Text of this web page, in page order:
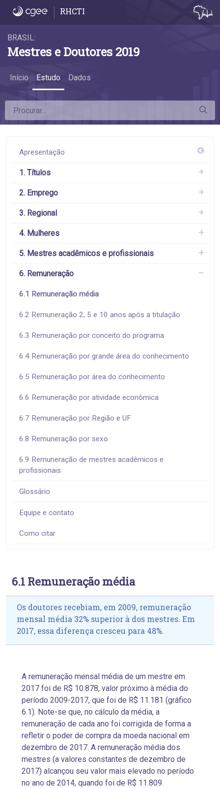
6.1 Remuneração média - 6.1
RHCTI
BRASIL:
Mestres e Doutores 2019
Início Estudo Dados
Apresentação
1. Títulos
2. Emprego
3. Regional
4. Mulheres
5. Mestres acadêmicos e profissionais
6. Remuneração
6.1 Remuneração média
6.2 Remuneração 2, 5 e 10 anos após a titulação
6.3 Remuneração por conceito do programa
6.4 Remuneração por grande área do conhecimento
6.5 Remuneração por área do conhecimento
6.6 Remuneração por atividade econômica
6.7 Remuneração por Região e UF
6.8 Remuneração por sexo
6.9 Remuneração de mestres acadêmicos e
profissionais
Glossário
Equipe e contato
Como citar
6.1 Remuneração média
Os doutores recebiam, em 2009, remuneração
mensal média 32% superior à dos mestres. Em
2017, essa diferença cresceu para 48%.
A remuneração mensal média de um mestre em
2017 foi de R$ 10.878, valor próximo à média do
período 2009-2017, que foi de R$ 11.181 (gráfico
6.1). Note-se que, no cálculo da média, a
remuneração de cada ano foi corrigida de forma a
refletir o poder de compra da moeda nacional em
dezembro de 2017. A remuneração média dos
mestres (a valores constantes de dezembro de
2017) alcançou seu valor mais elevado no período
no ano de 2014, quando foi de R$ 11.809.